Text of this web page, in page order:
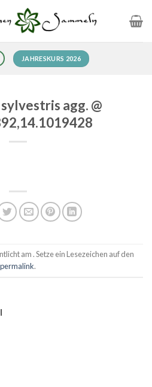
JAHRESKURS 2026
agg. @
am . Setze ein Lesezeichen auf den
permalink.